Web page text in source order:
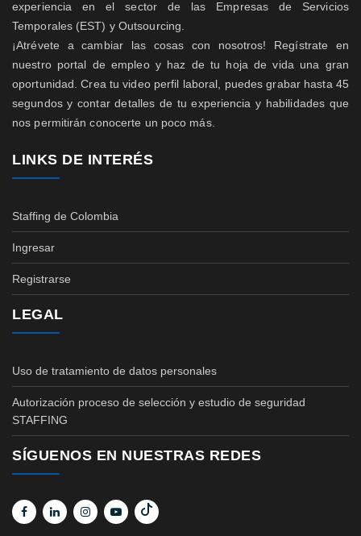
experiencia en el sector de las Empresas de Servicios
Temporales (EST) y Outsourcing.
¡Atrévete a cambiar las cosas con nosotros! Regístrate en
nuestro portal de empleo y haz de tu hoja de vida una gran
oportunidad. Crea tu video perfil laboral, puedes grabar hasta 45
segundos y contar detalles de tu experiencia y habilidades que
nos permitirán conocerte un poco más.
LINKS DE INTERÉS
Staffing de Colombia
Ingresar
Registrarse
LEGAL
Uso de tratamiento de datos personales
Autorización proceso de selección y estudio de seguridad
STAFFING
SÍGUENOS EN NUESTRAS REDES